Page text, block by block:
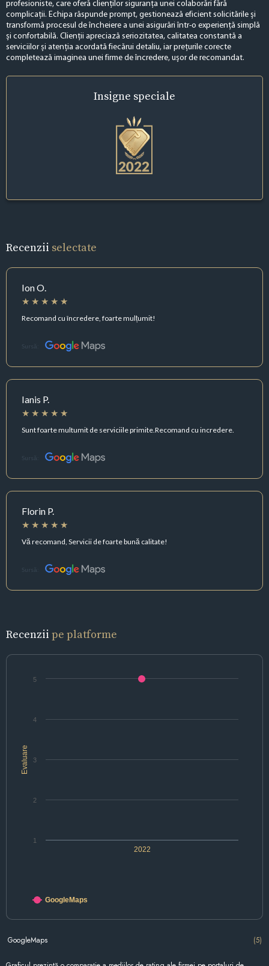
profesioniste, care oferă clienților siguranța unei colaborări fără
complicații. Echipa răspunde prompt, gestionează eficient solicitările și
transformă procesul de încheiere a unei asigurări într-o experiență simplă
și confortabilă. Clienții apreciază seriozitatea, calitatea constantă a
serviciilor și atenția acordată fiecărui detaliu, iar prețurile corecte
completează imaginea unei firme de încredere, ușor de recomandat.
Insigne speciale
Recenzii selectate
Ion O.
Recomand cu încredere, foarte mulțumit!
Sursă:
Ianis P.
Sunt foarte multumit de serviciile primite.Recomand cu incredere.
Sursă:
Florin P.
Vă recomand, Servicii de foarte bună calitate!
Sursă:
Recenzii pe platforme
Evaluare
2022
1
2
3
4
5
GoogleMaps
GoogleMaps (5)